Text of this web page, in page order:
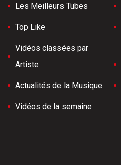
Les Meilleurs Tubes
Top Like
Vidéos classées par
Artiste
Actualités de la Musique
Vidéos de la semaine